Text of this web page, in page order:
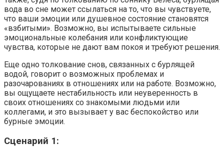
вода во сне может ссылаться на то, что вы чувствуете,
что ваши эмоции или душевное состояние становятся
«взбитыми». Возможно, вы испытываете сильные
эмоциональные колебания или конфликтующие
чувства, которые не дают вам покоя и требуют решения.
Еще одно толкование снов, связанных с бурлящей
водой, говорит о возможных проблемах и
разочарованиях в отношениях или на работе. Возможно,
вы ощущаете нестабильность или неуверенность в
своих отношениях со знакомыми людьми или
коллегами, и это вызывает у вас беспокойство или
бурные эмоции.
Сценарий 1: